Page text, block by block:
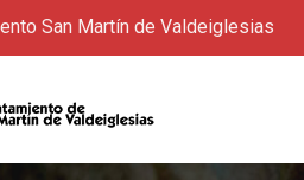
San Martín de Valdeiglesias